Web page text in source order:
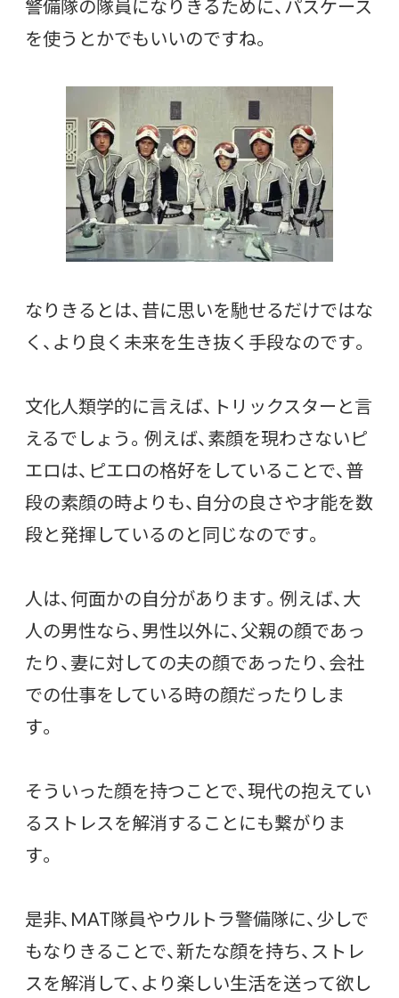
警備隊の隊員になりきるために、パスケース
を使うとかでもいいのですね。
なりきるとは、昔に思いを馳せるだけではな
く、より良く未来を生き抜く手段なのです。
文化人類学的に言えば、トリックスターと言
えるでしょう。例えば、素顔を現わさないピ
エロは、ピエロの格好をしていることで、普
段の素顔の時よりも、自分の良さや才能を数
段と発揮しているのと同じなのです。
人は、何面かの自分があります。例えば、大
人の男性なら、男性以外に、父親の顔であっ
たり、妻に対しての夫の顔であったり、会社
での仕事をしている時の顔だったりしま
す。
そういった顔を持つことで、現代の抱えてい
るストレスを解消することにも繋がりま
す。
是非、MAT隊員やウルトラ警備隊に、少しで
もなりきることで、新たな顔を持ち、ストレ
スを解消して、より楽しい生活を送って欲し